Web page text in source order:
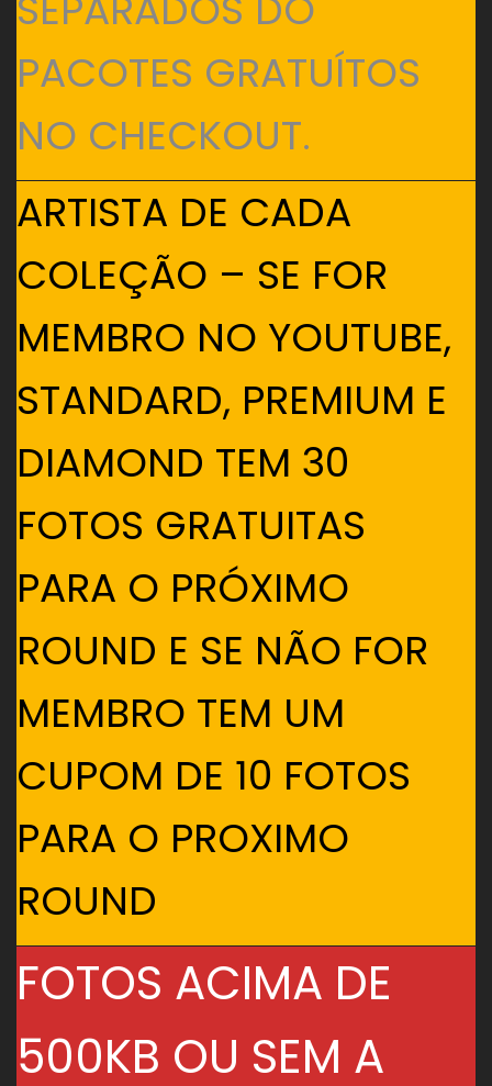
PACOTES GRATUÍTOS
NO CHECKOUT.
ARTISTA DE CADA
COLEÇÃO – SE FOR
MEMBRO NO YOUTUBE,
STANDARD, PREMIUM E
DIAMOND TEM 30
FOTOS GRATUITAS
PARA O PRÓXIMO
ROUND E SE NÃO FOR
MEMBRO TEM UM
CUPOM DE 10 FOTOS
PARA O PROXIMO
ROUND
FOTOS ACIMA DE
500KB OU SEM A